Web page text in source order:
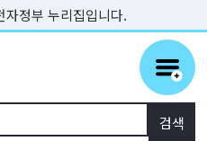
로가기
자정부 누리집입니다.